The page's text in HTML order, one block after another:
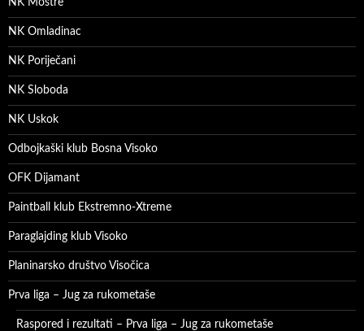
NK Moštre
NK Omladinac
NK Poriječani
NK Sloboda
NK Uskok
Odbojkaški klub Bosna Visoko
OFK Dijamant
Paintball klub Ekstremno-Xtreme
Paraglajding klub Visoko
Planinarsko društvo Visočica
Prva liga – Jug za rukometaše
Raspored i rezultati – Prva liga – Jug za rukometaše